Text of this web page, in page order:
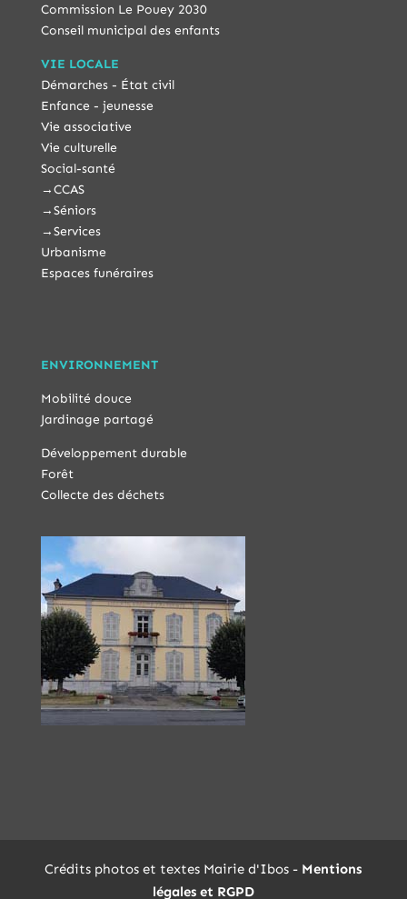
Commission Le Pouey 2030
Conseil municipal des enfants
VIE LOCALE
Démarches - État civil
Enfance - jeunesse
Vie associative
Vie culturelle
Social-santé
→CCAS
→Séniors
→Services
Urbanisme
Espaces funéraires
ENVIRONNEMENT
Mobilité douce
Jardinage partagé
Développement durable
Forêt
Collecte des déchets
Crédits photos et textes Mairie d'Ibos - Mentions
légales et RGPD